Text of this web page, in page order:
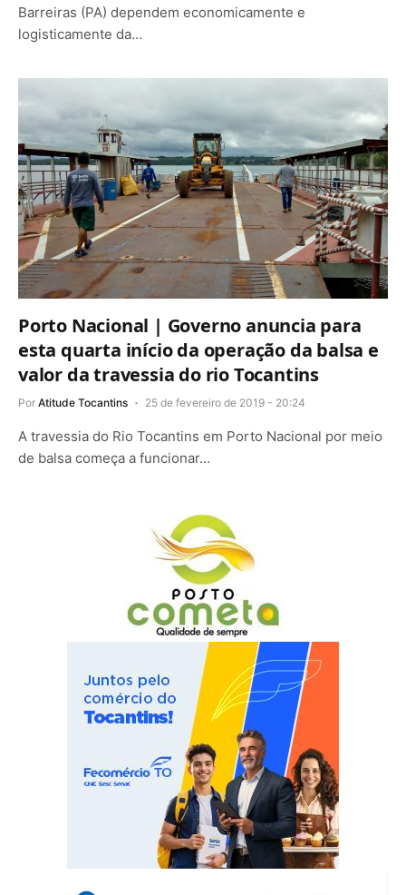
Barreiras (PA) dependem economicamente e
logisticamente da…
Porto Nacional | Governo anuncia para
esta quarta início da operação da balsa e
valor da travessia do rio Tocantins
Por Atitude Tocantins 25 de fevereiro de 2019 - 20:24
A travessia do Rio Tocantins em Porto Nacional por meio
de balsa começa a funcionar…